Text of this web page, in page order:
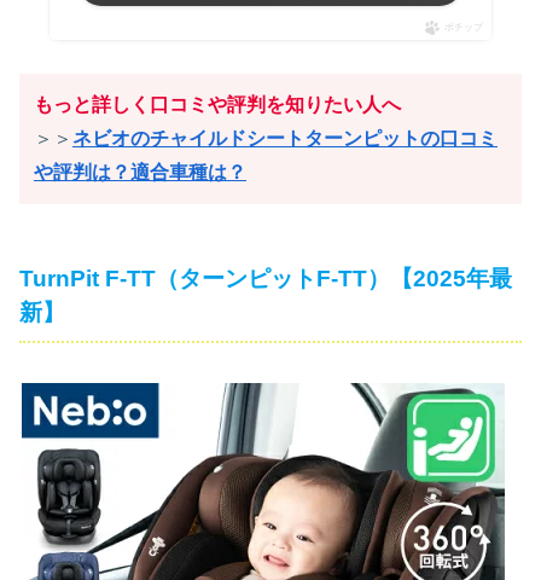
ポチップ
もっと詳しく口コミや評判を知りたい人へ
＞＞ ネビオのチャイルドシートターンピットの口コミ
や評判は？適合車種は？
TurnPit F‑TT（ターンピットF‑TT）【2025年最
新】